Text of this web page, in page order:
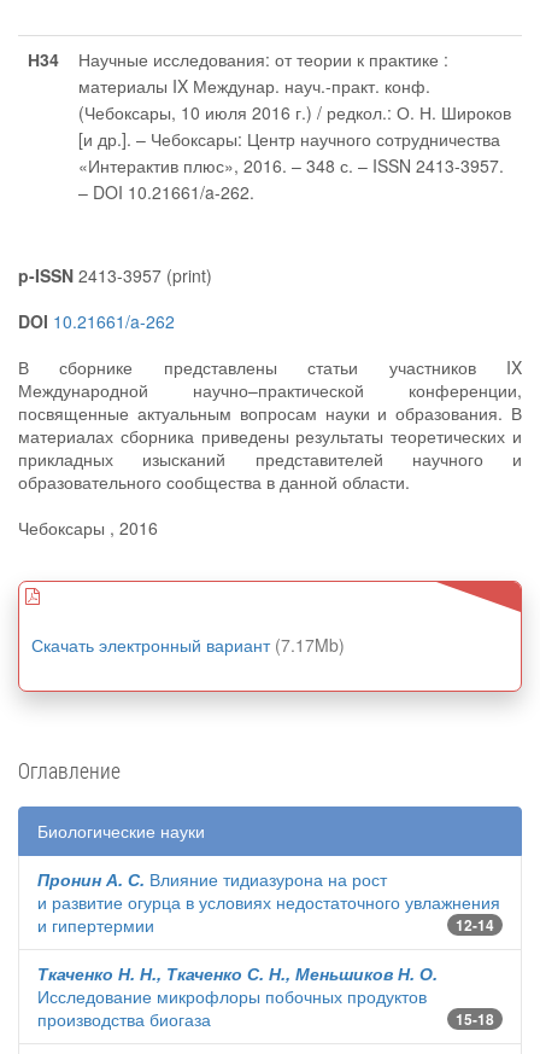
Н34
Научные исследования: от теории к практике :
материалы IX Междунар. науч.-практ. конф.
(Чебоксары, 10 июля 2016 г.) / редкол.: О. Н. Широков
[и др.]. – Чебоксары: Центр научного сотрудничества
«Интерактив плюс», 2016. – 348 с. – ISSN 2413-3957.
– DOI 10.21661/a-262.
p-ISSN 2413-3957 (print)
DOI 10.21661/a-262
В сборнике представлены статьи участников IX
Международной научно–практической конференции,
посвященные актуальным вопросам науки и образования. В
материалах сборника приведены результаты теоретических и
прикладных изысканий представителей научного и
образовательного сообщества в данной области.
Чебоксары , 2016
Скачать электронный вариант (7.17Mb)
Оглавление
Биологические науки
Пронин А. С. Влияние тидиазурона на рост
и развитие огурца в условиях недостаточного увлажнения
и гипертермии
12-14
Ткаченко Н. Н., Ткаченко С. Н., Меньшиков Н. О.
Исследование микрофлоры побочных продуктов
производства биогаза
15-18